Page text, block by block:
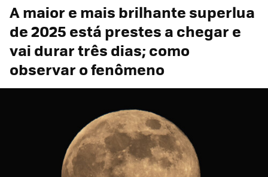
A maior e mais brilhante superlua
de 2025 está prestes a chegar e
vai durar três dias; como
observar o fenômeno